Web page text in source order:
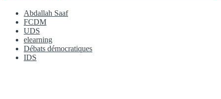
Abdallah Saaf
FCDM
UDS
elearning
Débats démocratiques
IDS